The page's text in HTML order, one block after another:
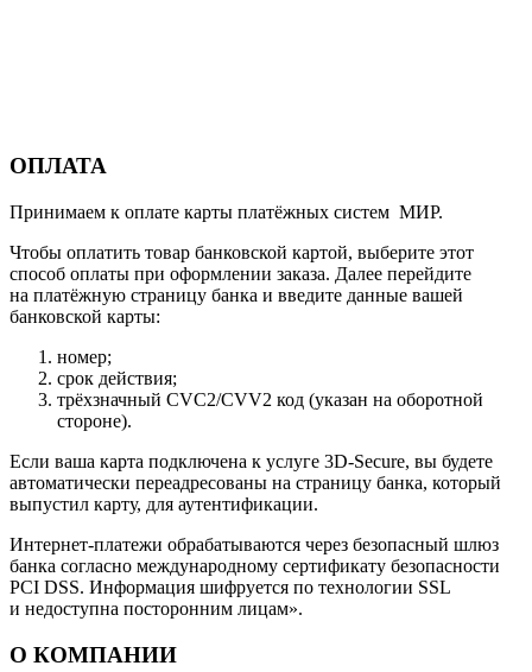
ОПЛАТА
Принимаем к оплате карты платёжных систем МИР.
Чтобы оплатить товар банковской картой, выберите этот
способ оплаты при оформлении заказа. Далее перейдите
на платёжную страницу банка и введите данные вашей
банковской карты:
номер;
срок действия;
трёхзначный CVC2/CVV2 код (указан на оборотной
стороне).
Если ваша карта подключена к услуге 3D-Secure, вы будете
автоматически переадресованы на страницу банка, который
выпустил карту, для аутентификации.
Интернет-платежи обрабатываются через безопасный шлюз
банка согласно международному сертификату безопасности
PCI DSS. Информация шифруется по технологии SSL
и недоступна посторонним лицам».
О КОМПАНИИ